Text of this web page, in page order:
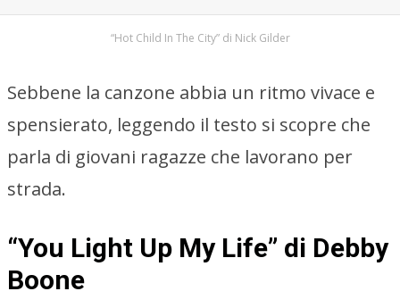
“Hot Child In The City” di Nick Gilder
Sebbene la canzone abbia un ritmo vivace e
spensierato, leggendo il testo si scopre che
parla di giovani ragazze che lavorano per
strada.
“You Light Up My Life” di Debby
Boone